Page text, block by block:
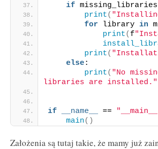
if
print(
for library in
print( f
print(
else:
print( "No
libraries are installed."
if __name__ ==
main()
Założenia są tutaj takie, że mamy już